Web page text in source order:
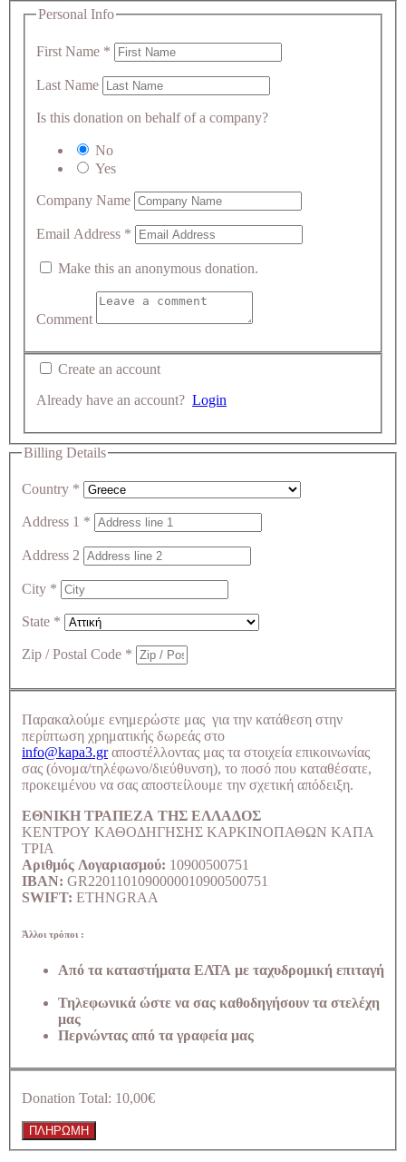
Personal Info
First Name *
Last Name
Is this donation on behalf of a company?
No
Yes
Company Name
Email Address *
Make this an anonymous donation.
Comment
Create an account
Already have an account? Login
Billing Details
Country *
Address 1 *
Address 2
City *
State *
Zip / Postal Code *
Παρακαλούμε ενημερώστε μας για την κατάθεση στην
περίπτωση χρηματικής δωρεάς στο
info@kapa3.grαποστέλλοντας μας τα στοιχεία επικοινωνίας
σας (όνομα/τηλέφωνο/διεύθυνση), το ποσό που καταθέσατε,
προκειμένου να σας αποστείλουμε την σχετική απόδειξη.
ΕΘΝΙΚΗ ΤΡΑΠΕΖΑ ΤΗΣ ΕΛΛΑΔΟΣ
ΚΕΝΤΡΟΥ ΚΑΘΟΔΗΓΗΣΗΣ ΚΑΡΚΙΝΟΠΑΘΩΝ ΚΑΠΑ
ΤΡΙΑ
Αριθμός Λογαριασμού: 10900500751
IBAN: GR2201101090000010900500751
SWIFT: ETHNGRAA
Άλλοι τρόποι :
Από τα καταστήματα ΕΛΤΑ με ταχυδρομική επιταγή
Τηλεφωνικά ώστε να σας καθοδηγήσουν τα στελέχη
μας
Περνώντας από τα γραφεία μας
Donation Total: 10,00€